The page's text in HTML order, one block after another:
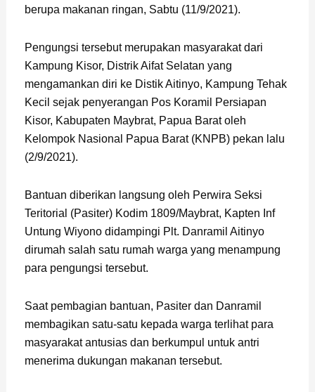
berupa makanan ringan, Sabtu (11/9/2021).
Pengungsi tersebut merupakan masyarakat dari
Kampung Kisor, Distrik Aifat Selatan yang
mengamankan diri ke Distik Aitinyo, Kampung Tehak
Kecil sejak penyerangan Pos Koramil Persiapan
Kisor, Kabupaten Maybrat, Papua Barat oleh
Kelompok Nasional Papua Barat (KNPB) pekan lalu
(2/9/2021).
Bantuan diberikan langsung oleh Perwira Seksi
Teritorial (Pasiter) Kodim 1809/Maybrat, Kapten Inf
Untung Wiyono didampingi Plt. Danramil Aitinyo
dirumah salah satu rumah warga yang menampung
para pengungsi tersebut.
Saat pembagian bantuan, Pasiter dan Danramil
membagikan satu-satu kepada warga terlihat para
masyarakat antusias dan berkumpul untuk antri
menerima dukungan makanan tersebut.